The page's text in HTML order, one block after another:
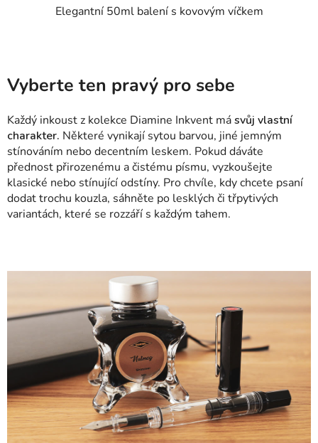
Elegantní 50ml balení s kovovým víčkem
Vyberte ten pravý pro sebe
Každý inkoust z kolekce Diamine Inkvent másvůj vlastní
charakter. Některé vynikají sytou barvou, jiné jemným
stínováním nebo decentním leskem. Pokud dáváte
přednost přirozenému a čistému písmu, vyzkoušejte
klasické nebo stínující odstíny. Pro chvíle, kdy chcete psaní
dodat trochu kouzla, sáhněte po lesklých či třpytivých
variantách, které se rozzáří s každým tahem.